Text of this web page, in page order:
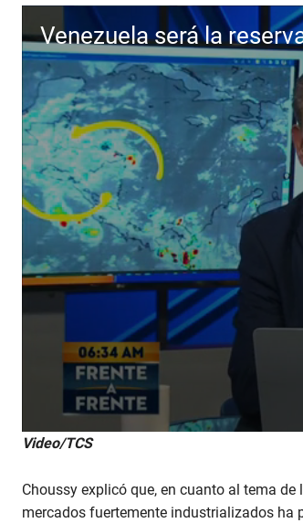
0
s
c
o
n
Video/TCS
Choussy explicó que, en cuanto al tema
mercados fuertemente industrializados ha